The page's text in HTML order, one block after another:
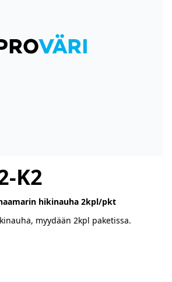
K2
hikinauha 2kpl/pkt
myydään 2kpl paketissa.